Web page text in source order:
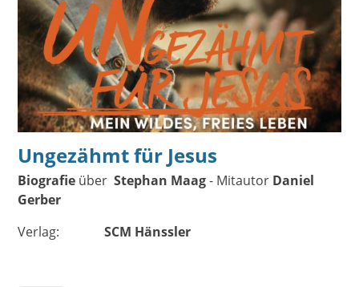
Ungezähmt für Jesus
Biografie überStephan Maag- Mitautor Daniel
Gerber
Verlag:SCM Hänssler